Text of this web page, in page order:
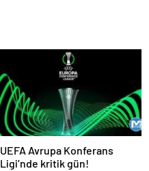
UEFA Avrupa Konferans
Ligi’nde kritik gün!